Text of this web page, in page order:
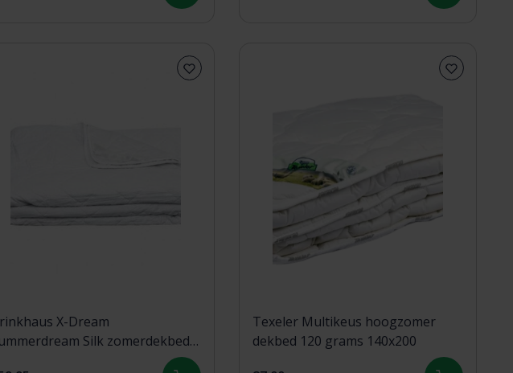
X-Dream
Silk zomerdekbed
Texeler Multikeus hoogzomer
dekbed 120 grams 140x200